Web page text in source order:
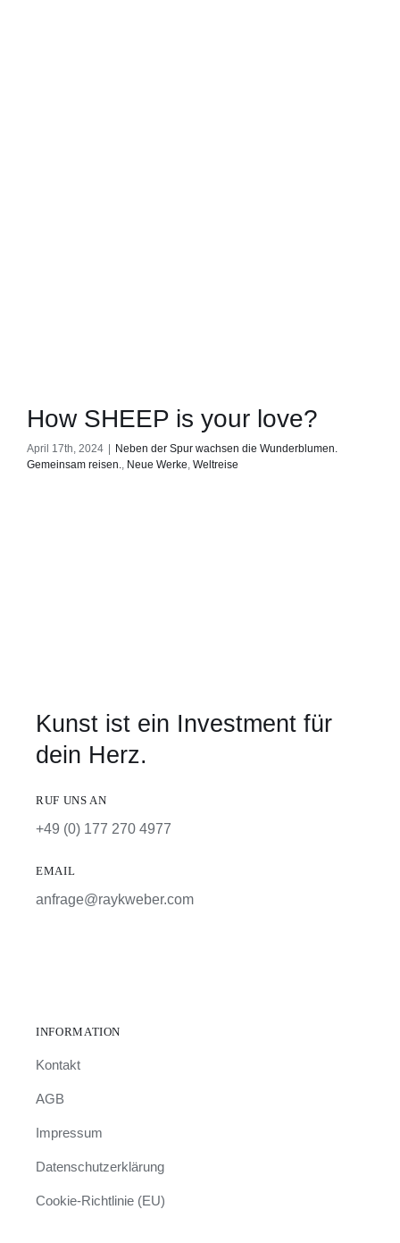
How SHEEP is your love?
April 17th, 2024
Neben der Spur wachsen die Wunderblumen.
Gemeinsam reisen., Neue Werke, Weltreise
Kunst ist ein Investment für
dein Herz.
RUF UNS AN
+49 (0) 177 270 4977
EMAIL
anfrage@raykweber.com
INFORMATION
Kontakt
AGB
Impressum
Datenschutzerklärung
Cookie-Richtlinie (EU)